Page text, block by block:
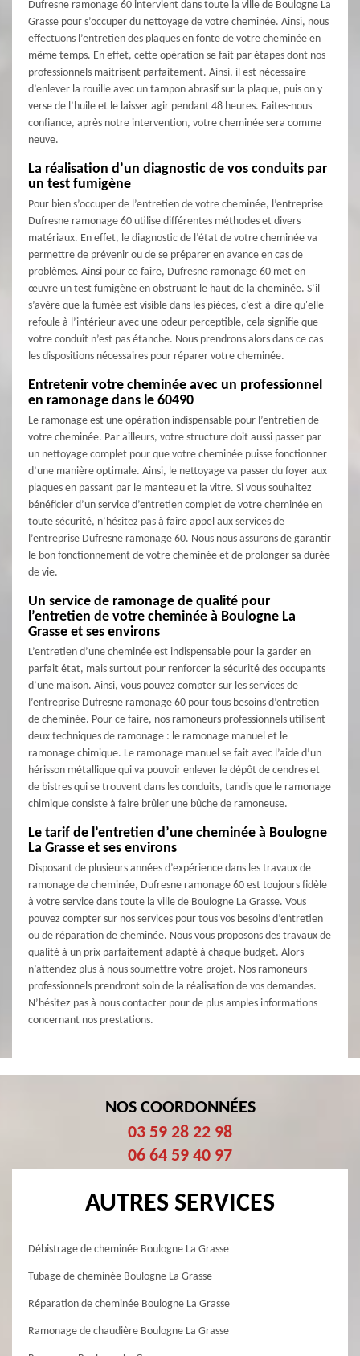
Dufresne ramonage 60 intervient dans toute la ville de Boulogne La
Grasse pour s’occuper du nettoyage de votre cheminée. Ainsi, nous
effectuons l’entretien des plaques en fonte de votre cheminée en
même temps. En effet, cette opération se fait par étapes dont nos
professionnels maitrisent parfaitement. Ainsi, il est nécessaire
d’enlever la rouille avec un tampon abrasif sur la plaque, puis on y
verse de l’huile et le laisser agir pendant 48 heures. Faites-nous
confiance, après notre intervention, votre cheminée sera comme
neuve.
La réalisation d’un diagnostic de vos conduits par
un test fumigène
Pour bien s’occuper de l’entretien de votre cheminée, l’entreprise
Dufresne ramonage 60 utilise différentes méthodes et divers
matériaux. En effet, le diagnostic de l’état de votre cheminée va
permettre de prévenir ou de se préparer en avance en cas de
problèmes. Ainsi pour ce faire, Dufresne ramonage 60 met en
œuvre un test fumigène en obstruant le haut de la cheminée. S’il
s’avère que la fumée est visible dans les pièces, c’est-à-dire qu'elle
refoule à l’intérieur avec une odeur perceptible, cela signifie que
votre conduit n’est pas étanche. Nous prendrons alors dans ce cas
les dispositions nécessaires pour réparer votre cheminée.
Entretenir votre cheminée avec un professionnel
en ramonage dans le 60490
Le ramonage est une opération indispensable pour l’entretien de
votre cheminée. Par ailleurs, votre structure doit aussi passer par
un nettoyage complet pour que votre cheminée puisse fonctionner
d’une manière optimale. Ainsi, le nettoyage va passer du foyer aux
plaques en passant par le manteau et la vitre. Si vous souhaitez
bénéficier d’un service d’entretien complet de votre cheminée en
toute sécurité, n’hésitez pas à faire appel aux services de
l’entreprise Dufresne ramonage 60. Nous nous assurons de garantir
le bon fonctionnement de votre cheminée et de prolonger sa durée
de vie.
Un service de ramonage de qualité pour
l’entretien de votre cheminée à Boulogne La
Grasse et ses environs
L’entretien d’une cheminée est indispensable pour la garder en
parfait état, mais surtout pour renforcer la sécurité des occupants
d’une maison. Ainsi, vous pouvez compter sur les services de
l’entreprise Dufresne ramonage 60 pour tous besoins d’entretien
de cheminée. Pour ce faire, nos ramoneurs professionnels utilisent
deux techniques de ramonage : le ramonage manuel et le
ramonage chimique. Le ramonage manuel se fait avec l’aide d’un
hérisson métallique qui va pouvoir enlever le dépôt de cendres et
de bistres qui se trouvent dans les conduits, tandis que le ramonage
chimique consiste à faire brûler une bûche de ramoneuse.
Le tarif de l’entretien d’une cheminée à Boulogne
La Grasse et ses environs
Disposant de plusieurs années d’expérience dans les travaux de
ramonage de cheminée, Dufresne ramonage 60 est toujours fidèle
à votre service dans toute la ville de Boulogne La Grasse. Vous
pouvez compter sur nos services pour tous vos besoins d’entretien
ou de réparation de cheminée. Nous vous proposons des travaux de
qualité à un prix parfaitement adapté à chaque budget. Alors
n’attendez plus à nous soumettre votre projet. Nos ramoneurs
professionnels prendront soin de la réalisation de vos demandes.
N’hésitez pas à nous contacter pour de plus amples informations
concernant nos prestations.
NOS COORDONNÉES
03 59 28 22 98
06 64 59 40 97
AUTRES SERVICES
Débistrage de cheminée Boulogne La Grasse
Tubage de cheminée Boulogne La Grasse
Réparation de cheminée Boulogne La Grasse
Ramonage de chaudière Boulogne La Grasse